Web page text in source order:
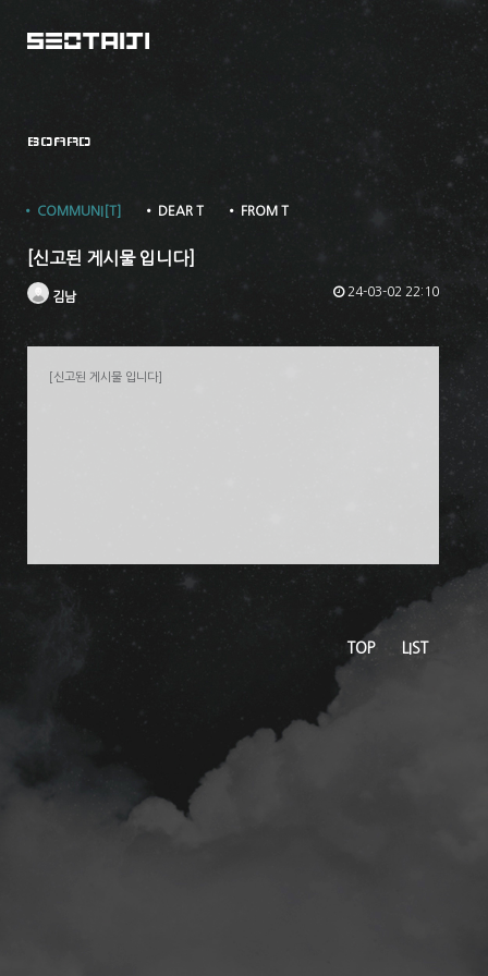
BOARD
• COMMUNI[T] • DEAR T • FROM T
[신고된 게시물 입니다]
김남 24-03-02 22:10
[신고된 게시물 입니다]
TOP LIST